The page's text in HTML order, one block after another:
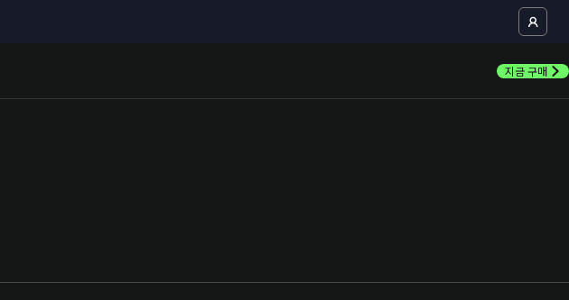
지금 구매